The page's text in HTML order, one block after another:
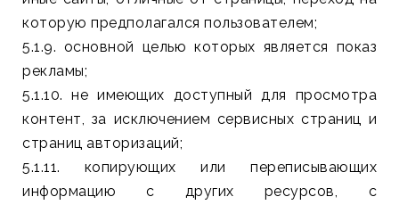
которую предполагался пользователем;
5.1.9. основной целью которых является показ
рекламы;
5.1.10. не имеющих доступный для просмотра
контент, за исключением сервисных страниц и
страниц авторизаций;
5.1.11. копирующих или переписывающих
информацию с других ресурсов, с